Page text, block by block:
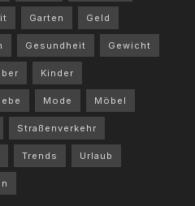
Garten Geld
Gesundheit Gewicht
Kinder
Mode Möbel
Straßenverkehr
Trends Urlaub